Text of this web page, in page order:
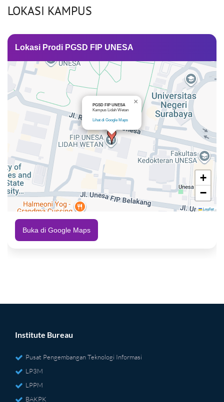
LOKASI KAMPUS
Lokasi Prodi PGSD FIP UNESA
PGSD FIP UNESA
Kampus Lidah Wetan
Lihat di Google Maps
×
+
−
Leaflet
Buka di Google Maps
Institute Bureau
Pusat Pengembangan Teknologi Informasi
LP3M
LPPM
BAKPK